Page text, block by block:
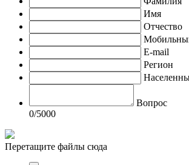
Имя
Отчество
E-mail
Регион
Вопрос
0/5000
Перетащите файлы сюда